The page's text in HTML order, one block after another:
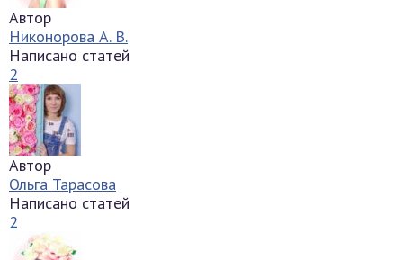
Автор
Никонорова А. В.
Написано статей
2
Автор
Ольга Тарасова
Написано статей
2